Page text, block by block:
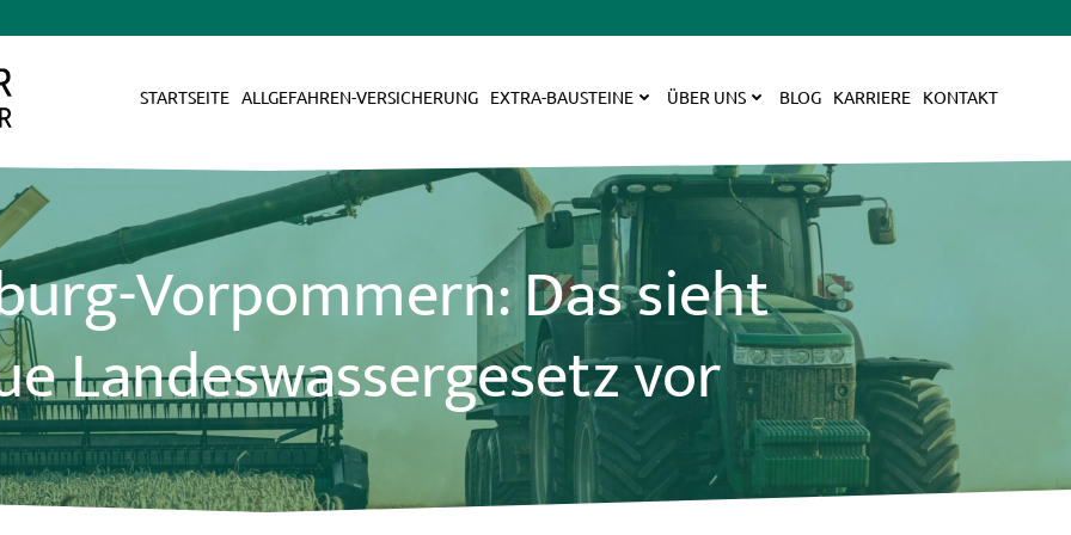
STARTSEITE ALLGEFAHREN-VERSICHERUNG EXTRA-BAUSTEINE ÜBER UNS BLOG KARRIERE KONTAKT
Vorpommern: Das sieht
Landeswassergesetz vor